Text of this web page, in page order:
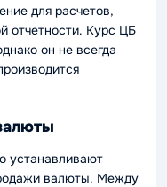
для расчетов,
отчетности. Курс ЦБ
он не всегда
устанавливают
валюты. Между